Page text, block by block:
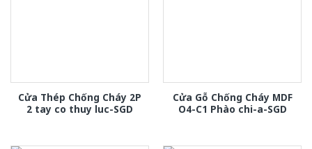
Cửa Thép Chống Cháy 2P
2 tay co thuy luc-SGD
Cửa Gỗ Chống Cháy MDF
O4-C1 Phào chi-a-SGD